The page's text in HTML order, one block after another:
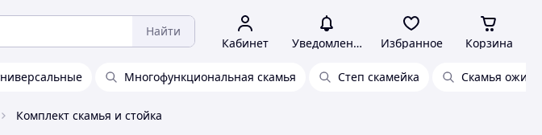
Найти
Кабинет Уведомления Избранное Корзина
Многофункциональная скамья Степ скамейка Скамья
Комплект скамья и стойка